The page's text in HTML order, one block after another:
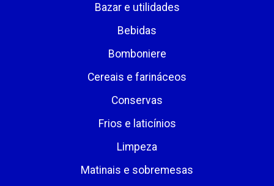
Bazar e utilidades
Bebidas
Bomboniere
Cereais e farináceos
Conservas
Frios e laticínios
Limpeza
Matinais e sobremesas